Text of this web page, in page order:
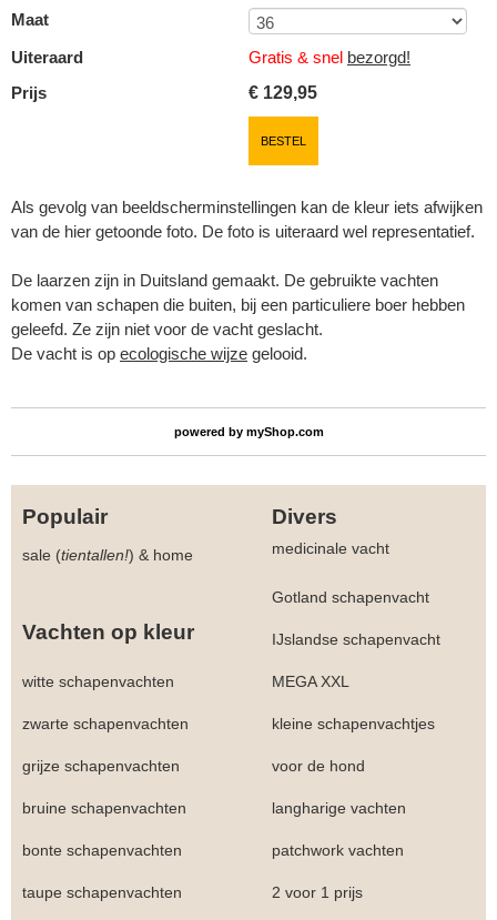
Maat
Uiteraard
Gratis & snel bezorgd!
Prijs
€ 129,95
BESTEL
Als gevolg van beeldscherminstellingen kan de kleur iets afwijken
van de hier getoonde foto. De foto is uiteraard wel representatief.
De laarzen zijn in Duitsland gemaakt. De gebruikte vachten
komen van schapen die buiten, bij een particuliere boer hebben
geleefd. Ze zijn niet voor de vacht geslacht.
De vacht is op ecologische wijze gelooid.
powered by myShop.com
Populair Divers
sale (tientallen!) & home medicinale vacht
Gotland schapenvacht
Vachten op kleur IJslandse schapenvacht
witte schapenvachten MEGA XXL
zwarte schapenvachten kleine schapenvachtjes
grijze schapenvachten voor de hond
bruine schapenvachten langharige vachten
bonte schapenvachten patchwork vachten
taupe schapenvachten 2 voor 1 prijs